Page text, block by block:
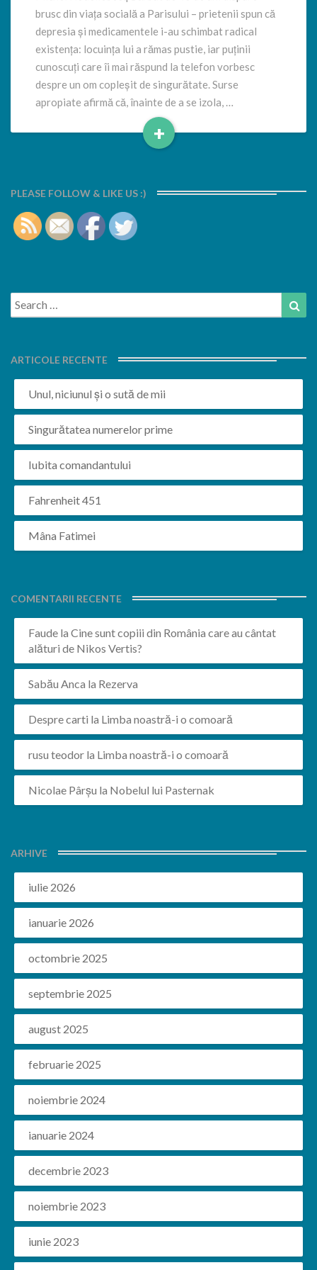
brusc din viața socială a Parisului – prietenii spun că
depresia și medicamentele i-au schimbat radical
existența: locuința lui a rămas pustie, iar puținii
cunoscuți care îi mai răspund la telefon vorbesc
despre un om copleșit de singurătate. Surse
apropiate afirmă că, înainte de a se izola, …
+
Read
PLEASE FOLLOW & LIKE US :)
Search
for:
ARTICOLE RECENTE
Unul, niciunul și o sută de mii
Singurătatea numerelor prime
Iubita comandantului
Fahrenheit 451
Mâna Fatimei
COMENTARII RECENTE
Faude la Cine sunt copiii din România care au cântat
alături de Nikos Vertis?
Sabău Anca la Rezerva
Despre carti la Limba noastră-i o comoară
rusu teodor la Limba noastră-i o comoară
Nicolae Pârșu la Nobelul lui Pasternak
ARHIVE
iulie 2026
ianuarie 2026
octombrie 2025
septembrie 2025
august 2025
februarie 2025
noiembrie 2024
ianuarie 2024
decembrie 2023
noiembrie 2023
iunie 2023